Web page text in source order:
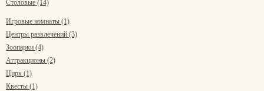
Столовые (14)
Игровые комнаты (1)
Центры развлечений (3)
Зоопарки (4)
Аттракционы (2)
Цирк (1)
Квесты (1)